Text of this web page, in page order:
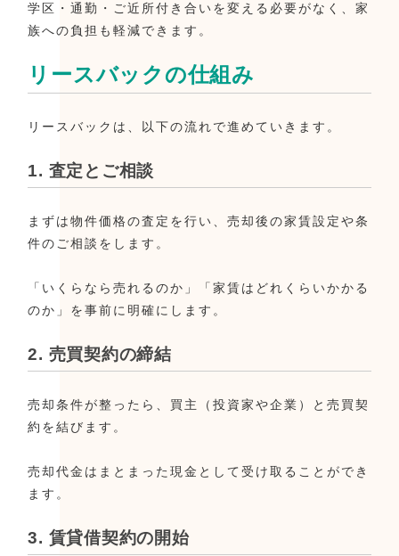
学区・通勤・ご近所付き合いを変える必要がなく、家
族への負担も軽減できます。
リースバックの仕組み
リースバックは、以下の流れで進めていきます。
1. 査定とご相談
まずは物件価格の査定を行い、売却後の家賃設定や条
件のご相談をします。
「いくらなら売れるのか」「家賃はどれくらいかかる
のか」を事前に明確にします。
2. 売買契約の締結
売却条件が整ったら、買主（投資家や企業）と売買契
約を結びます。
売却代金はまとまった現金として受け取ることができ
ます。
3. 賃貸借契約の開始